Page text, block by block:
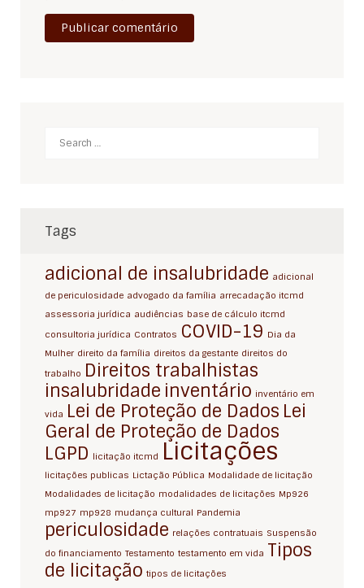
Search
Tags
adicional de insalubridade adicional
de periculosidade advogado da família arrecadação itcmd
assessoria jurídica audiências base de cálculo itcmd
consultoria jurídica Contratos COVID-19 Dia da
Mulher direito da família direitos da gestante direitos do
trabalho Direitos trabalhistas
insalubridade inventário inventário em
vida Lei de Proteção de Dados Lei
Geral de Proteção de Dados
LGPD licitação itcmd Licitações
licitações publicas Lictação Pública Modalidade de licitação
Modalidades de licitação modalidades de licitações Mp926
mp927 mp928 mudança cultural Pandemia
periculosidade relações contratuais Suspensão
do financiamento Testamento testamento em vida Tipos
de licitação tipos de licitações